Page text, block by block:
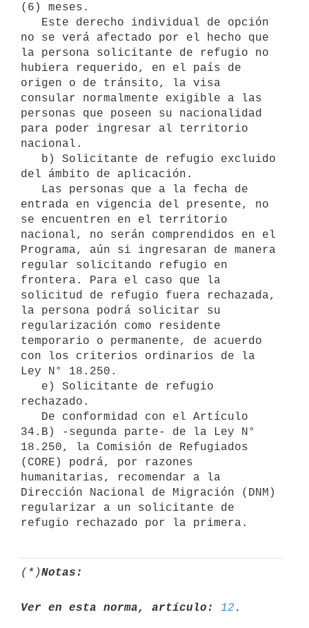
(6) meses.
no se verá afectado por el hecho que
la persona solicitante de refugio no
hubiera requerido, en el país de
origen o de tránsito, la visa
consular normalmente exigible a las
personas que poseen su nacionalidad
para poder ingresar al territorio
nacional.
del ámbito de aplicación.
entrada en vigencia del presente, no
se encuentren en el territorio
nacional, no serán comprendidos en el
Programa, aún si ingresaran de manera
regular solicitando refugio en
frontera. Para el caso que la
solicitud de refugio fuera rechazada,
la persona podrá solicitar su
regularización como residente
temporario o permanente, de acuerdo
con los criterios ordinarios de la
Ley N° 18.250.
rechazado.
34.B) -segunda parte- de la Ley N°
18.250, la Comisión de Refugiados
(CORE) podrá, por razones
humanitarias, recomendar a la
Dirección Nacional de Migración (DNM)
regularizar a un solicitante de
(*)Notas:
Ver en esta norma, artículo: 12